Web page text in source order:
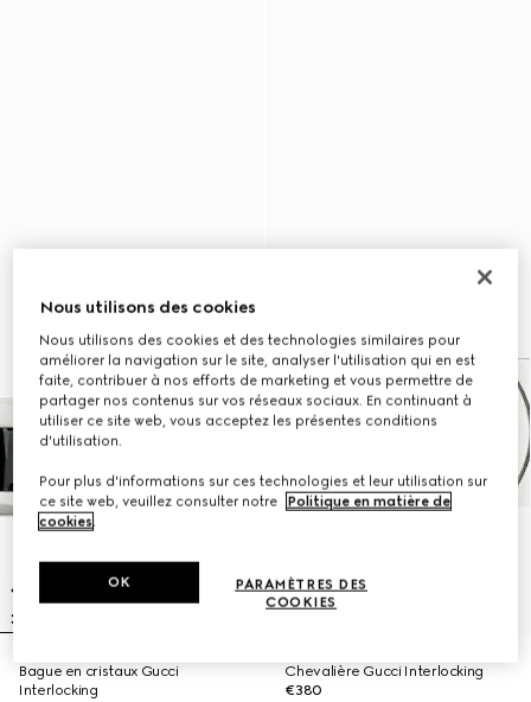
Bague en cristaux Gucci
Interlocking
Chevalière Gucci Interlocking
€380
Nous utilisons des cookies
Nous utilisons des cookies et des technologies similaires pour
améliorer la navigation sur le site, analyser l'utilisation qui en est
faite, contribuer à nos efforts de marketing et vous permettre de
partager nos contenus sur vos réseaux sociaux. En continuant à
utiliser ce site web, vous acceptez les présentes conditions
d'utilisation.
Pour plus d'informations sur ces technologies et leur utilisation sur
ce site web, veuillez consulter notre
Politique en matière de
cookies.
PARAMÈTRES DES
COOKIES
OK